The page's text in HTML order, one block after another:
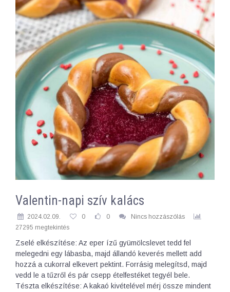
Valentin-napi szív kalács
2024.02.09. 0 0
Nincs hozzászólás
27295 megtekintés
Zselé elkészítése: Az eper ízű gyümölcslevet tedd fel
melegedni egy lábasba, majd állandó keverés mellett add
hozzá a cukorral elkevert pektint. Forrásig melegítsd, majd
vedd le a tűzről és pár csepp ételfestéket tegyél bele.
Tészta elkészítése: A kakaó kivételével mérj össze mindent